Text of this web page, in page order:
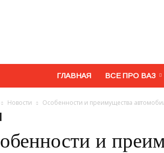
ГЛАВНАЯ ВСЕ ПРО ВАЗ
Новости Особенности и преимущества
и